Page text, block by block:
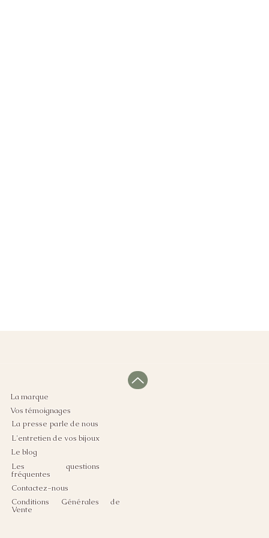
La marque
Vos témoignages
La presse parle de nous
L'entretien de vos bijoux
Le blog
Les questions
fréquentes
Contactez-nous
Conditions Générales de
Vente